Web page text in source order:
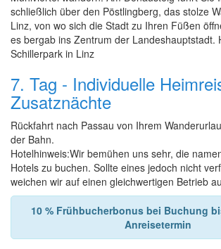
schließlich über den Pöstlingberg, das stolze
Linz, von wo sich die Stadt zu Ihren Füßen
es bergab ins Zentrum der Landeshauptstadt.
Schillerpark in Linz
7. Tag - Individuelle
Zusatznächte
Rückfahrt nach Passau von Ihrem
der Bahn.
Hotelhinweis:Wir bemühen uns sehr, die
Hotels zu buchen. Sollte eines jedoch nicht
weichen wir auf einen gleichwertigen Betrieb
10 % Frühbucherbonus bei Buchung
Anreisetermin